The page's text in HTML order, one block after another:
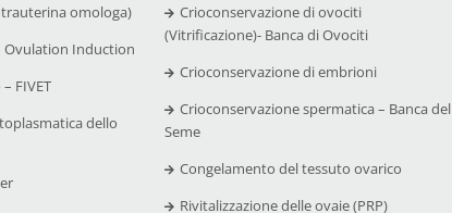
omologa)
Ovulation Induction
FIVET
dello
Crioconservazione di ovociti
(Vitrificazione)- Banca di Ovociti
Crioconservazione di embrioni
Crioconservazione spermatica – Banca del
Seme
Congelamento del tessuto ovarico
Rivitalizzazione delle ovaie (PRP)